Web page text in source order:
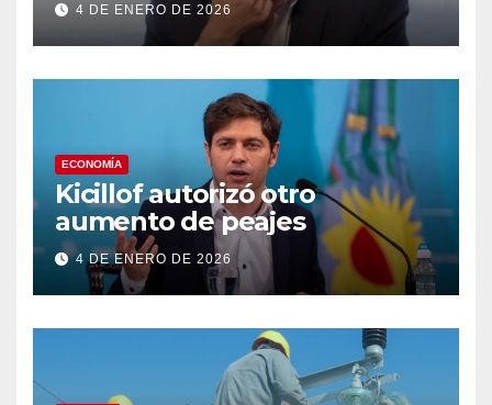
4 DE ENERO DE 2026
ECONOMÍA
Kicillof autorizó otro
aumento de peajes
4 DE ENERO DE 2026